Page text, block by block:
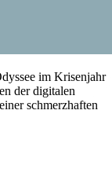
im Krisenjahr
der digitalen
schmerzhaften